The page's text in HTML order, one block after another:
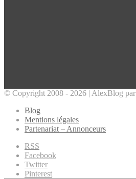
© Copyright 2008 - 2026 | AlexBlog par
Blog
Mentions légales
Partenariat – Annonceurs
RSS
Facebook
Twitter
Pinterest